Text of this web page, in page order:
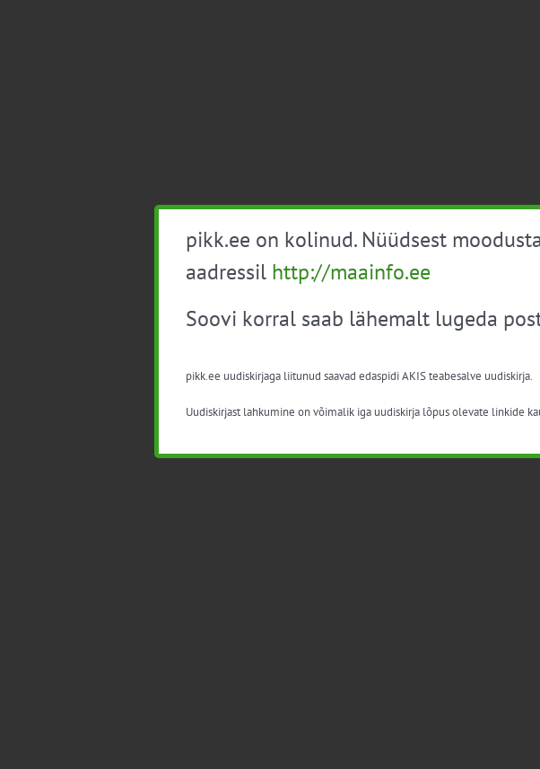
pikk.ee on kolinud. Nüüdsest
aadressil http://maainfo.ee
Soovi korral saab lähemalt lugeda
pikk.ee uudiskirjaga liitunud saavad edaspidi AKIS teabesalve uudiskirja.
Uudiskirjast lahkumine on võimalik iga uudiskirja lõpus olevate linkide